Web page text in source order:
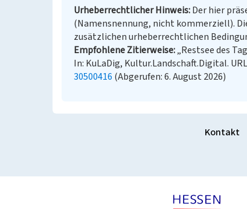
Urheberrechtlicher Hinweis Der hier
(Namensnennung, nicht kommerziell).
zusätzlichen urheberrechtlichen
Empfohlene Zitierweise „Restsee des
In: KuLaDig, Kultur.Landschaft.Digital.
30500416 (Abgerufen: 6. August 2026)
Kontakt